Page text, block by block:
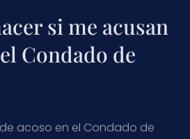
si me acusan
Condado de
acoso en el Condado de